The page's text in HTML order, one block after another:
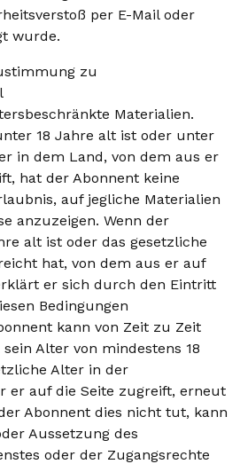
per E-Mail oder
wurde.
zu
Materialien.
18 Jahre alt ist oder unter
in dem Land, von dem aus er
hat der Abonnent keine
auf jegliche Materialien
anzuzeigen. Wenn der
alt ist oder das gesetzliche
hat, von dem aus er auf
er sich durch den Eintritt
Bedingungen
kann von Zeit zu Zeit
Alter von mindestens 18
Alter in der
er auf die Seite zugreift, erneut
Abonnent dies nicht tut, kann
Aussetzung des
oder der Zugangsrechte